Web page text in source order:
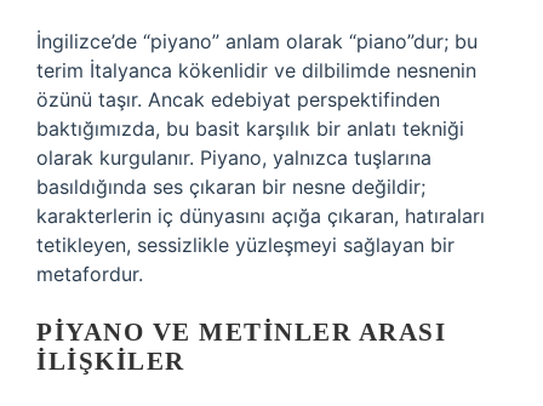
İngilizce’de “piyano” anlam olarak “piano”dur; bu
terim İtalyanca kökenlidir ve dilbilimde nesnenin
özünü taşır. Ancak edebiyat perspektifinden
baktığımızda, bu basit karşılık bir anlatı tekniği
olarak kurgulanır. Piyano, yalnızca tuşlarına
basıldığında ses çıkaran bir nesne değildir;
karakterlerin iç dünyasını açığa çıkaran, hatıraları
tetikleyen, sessizlikle yüzleşmeyi sağlayan bir
metafordur.
PIYANO VE METINLER ARASI
İLIŞKILER